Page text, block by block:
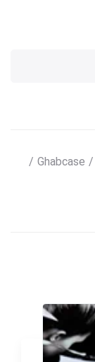
دور سیلیکونی / آیفون / قاب عمده / قابگوشی / Ghabcase /